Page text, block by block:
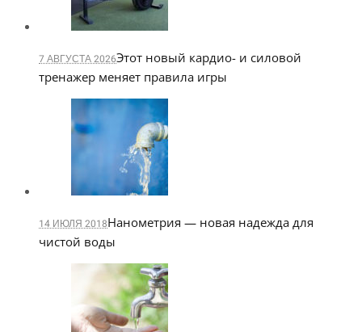
7 АВГУСТА 2026Этот новый кардио- и силовой
тренажер меняет правила игры
14 ИЮЛЯ 2018Нанометрия — новая надежда для
чистой воды